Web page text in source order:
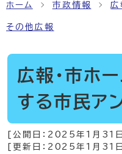
ホーム 市政情報 広
その他広報
広報・市ホ
する市民ア
[公開日： 2025年1月31日
[更新日： 2025年1月31日